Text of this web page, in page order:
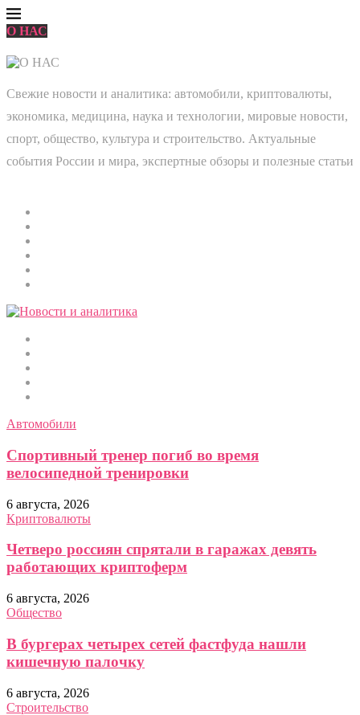
О НАС
Свежие новости и аналитика: автомобили, криптовалюты,
экономика, медицина, наука и технологии, мировые новости,
спорт, общество, культура и строительство. Актуальные
события России и мира, экспертные обзоры и полезные статьи
Автомобили
Спортивный тренер погиб во время
велосипедной тренировки
6 августа, 2026
Криптовалюты
Четверо россиян спрятали в гаражах девять
работающих криптоферм
6 августа, 2026
Общество
В бургерах четырех сетей фастфуда нашли
кишечную палочку
6 августа, 2026
Строительство